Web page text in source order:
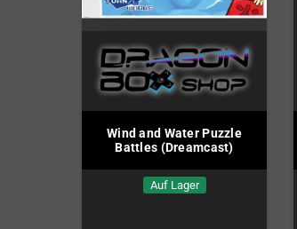
Wind and Water Puzzle
Battles (Dreamcast)
Auf Lager